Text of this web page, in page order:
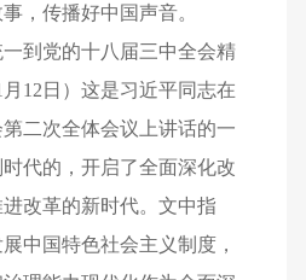
，传播好中国声音。
一到党的十八届三中全会精
12日）这是习近平同志在
二次全体会议上讲话的一
代的，开启了全面深化改
改革的新时代。文中指
中国特色社会主义制度，